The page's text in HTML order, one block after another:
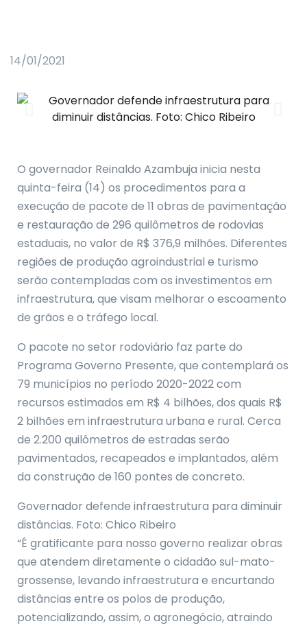
14/01/2021
O governador Reinaldo Azambuja inicia nesta
quinta-feira (14) os procedimentos para a
execução de pacote de 11 obras de pavimentação
e restauração de 296 quilômetros de rodovias
estaduais, no valor de R$ 376,9 milhões. Diferentes
regiões de produção agroindustrial e turismo
serão contempladas com os investimentos em
infraestrutura, que visam melhorar o escoamento
de grãos e o tráfego local.
O pacote no setor rodoviário faz parte do
Programa Governo Presente, que contemplará os
79 municípios no período 2020-2022 com
recursos estimados em R$ 4 bilhões, dos quais R$
2 bilhões em infraestrutura urbana e rural. Cerca
de 2.200 quilômetros de estradas serão
pavimentados, recapeados e implantados, além
da construção de 160 pontes de concreto.
Governador defende infraestrutura para diminuir
distâncias. Foto: Chico Ribeiro
“É gratificante para nosso governo realizar obras
que atendem diretamente o cidadão sul-mato-
grossense, levando infraestrutura e encurtando
distâncias entre os polos de produção,
potencializando, assim, o agronegócio, atraindo